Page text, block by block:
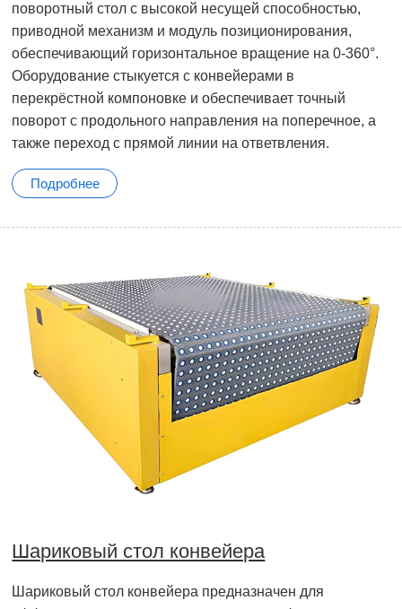
поворотный стол с высокой несущей способностью,
приводной механизм и модуль позиционирования,
обеспечивающий горизонтальное вращение на 0-360°.
Оборудование стыкуется с конвейерами в
перекрёстной компоновке и обеспечивает точный
поворот с продольного направления на поперечное, а
также переход с прямой линии на ответвления.
Подробнее
Шариковый стол конвейера
Шариковый стол конвейера предназначен для